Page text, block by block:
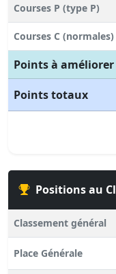
Courses P (type P)
Courses C (normales)
Points à améliorer
Points totaux
Positions au
Classement général
Place Générale